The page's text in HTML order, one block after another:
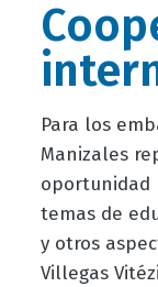
Para los
Manizales
oportunidad
temas de
y otros
Villegas